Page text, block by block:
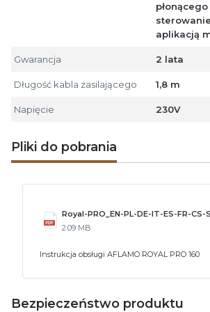
aplikacją
Gwarancja 2 lata
Długość kabla zasilającego 1,8 m
Napięcie 230V
Pliki do pobrania
Royal-PRO_EN-PL-DE-IT-ES-FR-CS-
2.09 MB
Instrukcja obsługi AFLAMO ROYAL PRO 160
Bezpieczeństwo produktu